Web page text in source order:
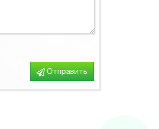
Отправить